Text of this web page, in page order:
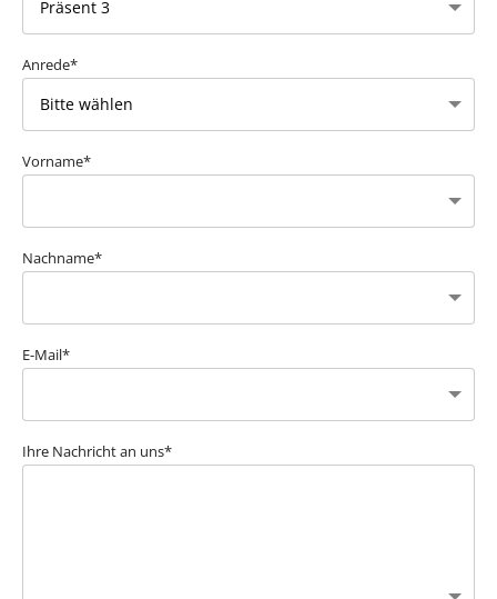
Anrede*
Vorname*
Nachname*
E-Mail*
Ihre Nachricht an uns*